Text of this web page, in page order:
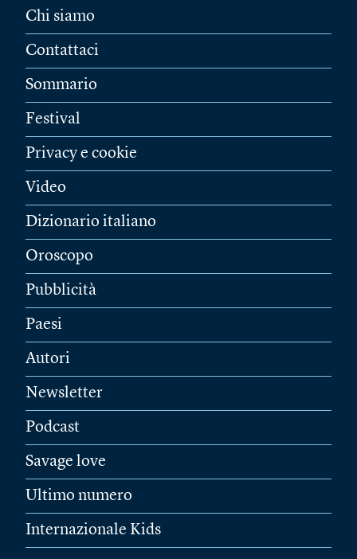
Chi siamo
Contattaci
Sommario
Festival
Privacy e cookie
Video
Dizionario italiano
Oroscopo
Pubblicità
Paesi
Autori
Newsletter
Podcast
Savage love
Ultimo numero
Internazionale Kids